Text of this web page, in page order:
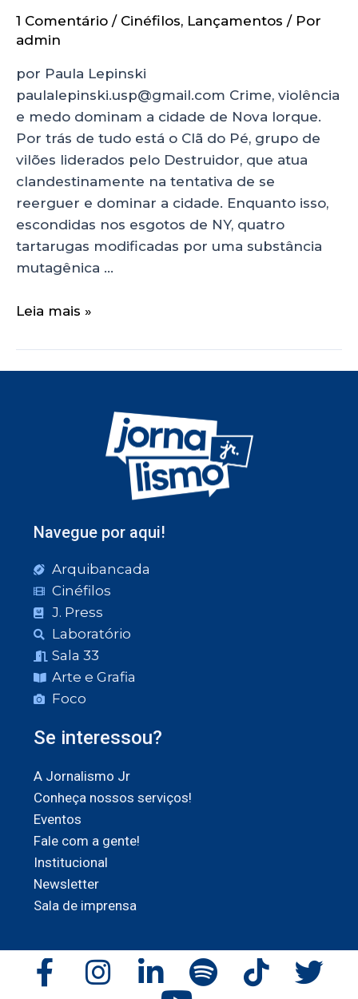
1 Comentário / Cinéfilos, Lançamentos / Por
admin
por Paula Lepinski
paulalepinski.usp@gmail.com Crime, violência
e medo dominam a cidade de Nova Iorque.
Por trás de tudo está o Clã do Pé, grupo de
vilões liderados pelo Destruidor, que atua
clandestinamente na tentativa de se
reerguer e dominar a cidade. Enquanto isso,
escondidas nos esgotos de NY, quatro
tartarugas modificadas por uma substância
mutagênica …
Leia mais »
Navegue por aqui!
Arquibancada
Cinéfilos
J. Press
Laboratório
Sala 33
Arte e Grafia
Foco
Se interessou?
A Jornalismo Jr
Conheça nossos serviços!
Eventos
Fale com a gente!
Institucional
Newsletter
Sala de imprensa